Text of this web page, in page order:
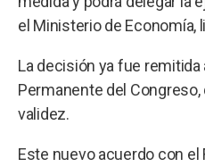
el Ministerio de Economía,
La decisión ya fue remitida
Permanente del
validez.
Este nuevo acuerdo con el